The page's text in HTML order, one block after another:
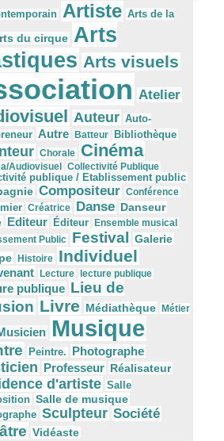
Artiste Arts de la
du cirque Arts
Arts visuels
Atelier
Auteur Auto-
Autre Batteur Bibliothèque
Chorale Cinéma
Audiovisuel
Collectivité Publique
publique / Etablissement public
Compositeur Conférence
Créatrice Danse Danseur
Editeur Éditeur
Ensemble musical
Public Festival Galerie
Histoire Individuel
Lecture lecture publique
publique Lieu de
Livre Médiathèque Métier
Musique
Peintre. Photographe
Professeur Réalisateur
d'artiste Salle
Salle de musique
Sculpteur Société
Vidéaste